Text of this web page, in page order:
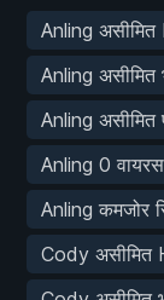
Anling असीमित
Anling असीमित
Anling असीमित
Anling 0 वायरस
Anling कमजोर
Cody असीमित